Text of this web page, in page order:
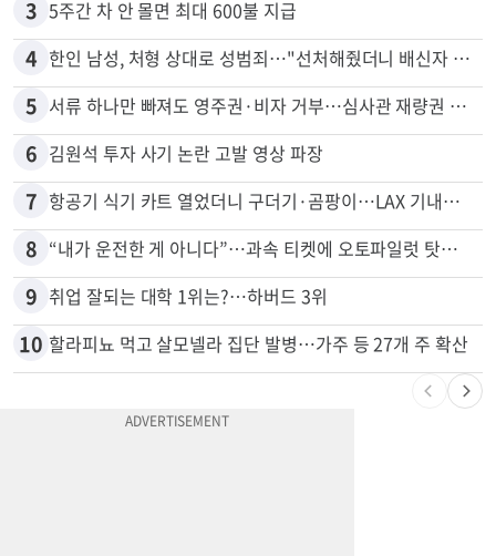
2 비영리 CEO, 노숙자 팔아 2년간 165만불
3 5주간 차 안 몰면 최대 600불 지급
4 한인 남성, 처형 상대로 성범죄…"선처해줬더니 배신자 취급"
5
6 김원석 투자 사기 논란 고발 영상 파장
7 항공기 식기 카트 열었더니 구더기·곰팡이…LAX 기내식 업체 논란
8
9 취업 잘되는 대학 1위는?…하버드 3위
할라피뇨 먹고 살모넬라 집단 발병…가주 등 27개 주 확산